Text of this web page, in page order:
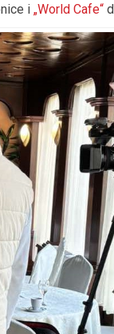
i „World Cafe“